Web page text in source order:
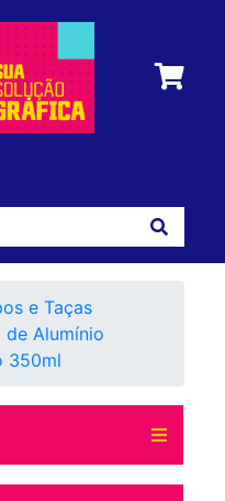
e Taças
de Alumínio
350ml